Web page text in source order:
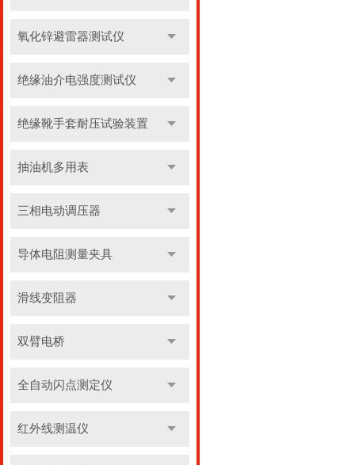
氧化锌避雷器测试仪
绝缘油介电强度测试仪
绝缘靴手套耐压试验装置
抽油机多用表
三相电动调压器
导体电阻测量夹具
滑线变阻器
双臂电桥
全自动闪点测定仪
红外线测温仪